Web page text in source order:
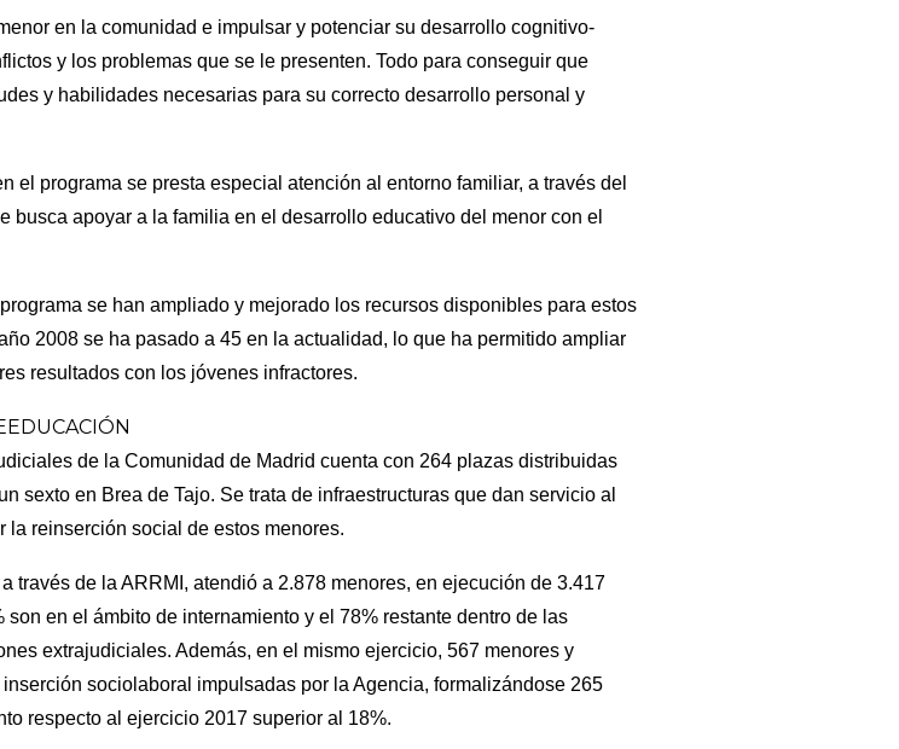
en la comunidad e impulsar y potenciar su desarrollo cognitivo-
y los problemas que se le presenten. Todo para conseguir que
y habilidades necesarias para su correcto desarrollo personal y
el programa se presta especial atención al entorno familiar, a través del
busca apoyar a la familia en el desarrollo educativo del menor con el
se han ampliado y mejorado los recursos disponibles para estos
2008 se ha pasado a 45 en la actualidad, lo que ha permitido ampliar
resultados con los jóvenes infractores.
de la Comunidad de Madrid cuenta con 264 plazas distribuidas
sexto en Brea de Tajo. Se trata de infraestructuras que dan servicio al
reinserción social de estos menores.
través de la ARRMI, atendió a 2.878 menores, en ejecución de 3.417
en el ámbito de internamiento y el 78% restante dentro de las
extrajudiciales. Además, en el mismo ejercicio, 567 menores y
sociolaboral impulsadas por la Agencia, formalizándose 265
respecto al ejercicio 2017 superior al 18%.